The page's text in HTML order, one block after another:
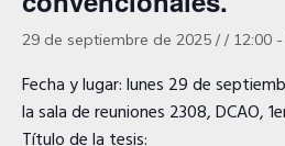
29 de septiembre de 2025 / / 12:00 -
Fecha y lugar: lunes 29 de
la sala de reuniones 2308, DCAO,